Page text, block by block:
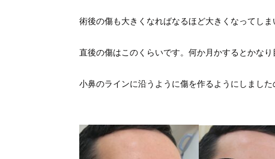
術後の傷も大きくなればなるほど大きくなってしま
直後の傷はこのくらいです。何か月かするとかなり
小鼻のラインに沿うように傷を作るようにしました